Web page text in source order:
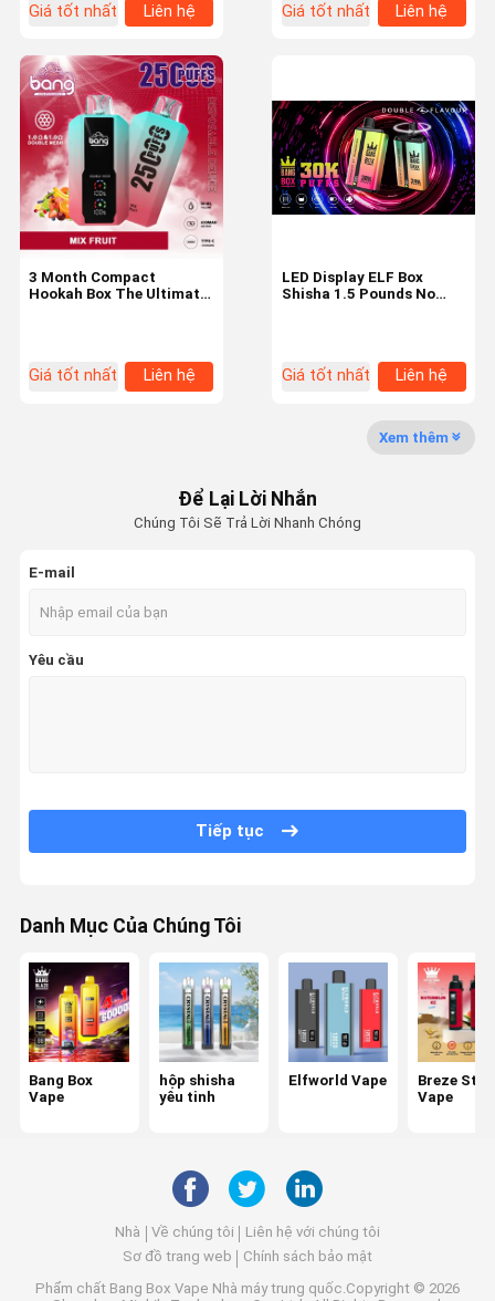
Nhà Sản Phẩm
Tham Quan
Nhà Máy
Kiểm Soát
Chất Lượng
Liên Hệ
Tin Tức
hộp shisha yêu tinh
Vape thương hiệu khác
Giá tốt nhất Liên hệ
Giá tốt nhất Liên hệ
LED Display ELF Box
Shisha 1.5 Pounds No
Giá tốt nhất Liên hệ
3 Month Compact
Hookah Box The Ultimate
Giá tốt nhất Liên hệ
Xem thêm
Để Lại Lời Nhắn
Chúng Tôi Sẽ Trả Lời Nhanh Chóng
E-mail
Yêu cầu
Tiếp tục
Danh Mục Của Chúng Tôi
Bang Box
Vape
hộp shisha
yêu tinh
Elfworld Vape
Breze Stiik
Vape
Nhà Về chúng tôi
Liên hệ với chúng tôi
Sơ đồ trang web
Chính sách bảo mật
Phẩm chất Bang Box Vape Nhà máy trung quốc.Copyright © 2026